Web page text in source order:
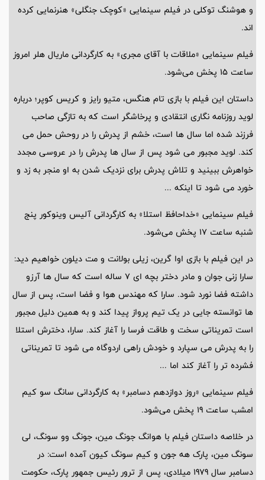
و هوشنگ توکلی در فیلم سینمایی «کوچک جنگلی» هنرنمایی کرده
اند.
فیلم سینمایی «ملاقات با آقای مجری» به کارگردانی ماریال هلر امروز
ساعت 15 پخش می‌شود.
داستان این فیلم با بازی تام هنگس، متیو رایز و کریس کوپر؛ درباره
لوید روزنامه نگاری انتقادی و پرخاشگر است که به تازگی صاحب
فرزند شده اما سال ها است، خشم از پدرش را در روحش حمل می
کند. لوید مجبور می شود پس از سال ها پدرش را در عروسی مجدد
خواهرش ببینید و تلاش پدرش برای نزدیک شدن به او منجر به زد و
خورد می شود تا اینکه ...
فیلم سینمایی «خداحافظ استلا» به کارگردانی آلیس وینوکور پنج
شنبه ساعت 17 پخش می‌شود.
در این فیلم با بازی اوا گرین، زیلی بولانت و مت دیلون خواهیم دید:
سارا زنی جوان و مادر دختر بچه ای 7 ساله است که سال ها آرزو
داشته فضا نورد شود. سارا که مهندس هوا و فضا است، پس از سال
ها توانسته جایی در یک تیم پرواز پیدا کند و به همین دلیل مجبور
است تمریناتی سخت و طاقت فرسا را آغاز کند. سارا، دخترش استلا
را به پدرش می سپارد و خودش راهی اردوگاه می شود تا تمریناتی
فشرده تر را آغاز کند اما ...
فیلم سینمایی «روز دوازدهم دسامبر» به کارگردانی سانگ سو کیم
امشب ساعت 19 پخش می‌شود.
در خلاصه داستان فیلم با هوانگ جونگ مین، جونگ وو سونگ، لی
سونگ مین، پارک هه جون و کیم سونگ کیون آمده است: در
دسامبر سال 1979 میلادی، پس از ترور رئیس جمهور پارک، حکومت